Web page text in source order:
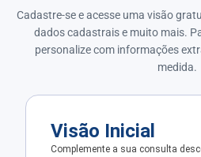
Cadastre-se e acesse uma visão
dados cadastrais e muito mais.
personalize com informações
medida.
Visão Inicial
Complemente a sua consulta